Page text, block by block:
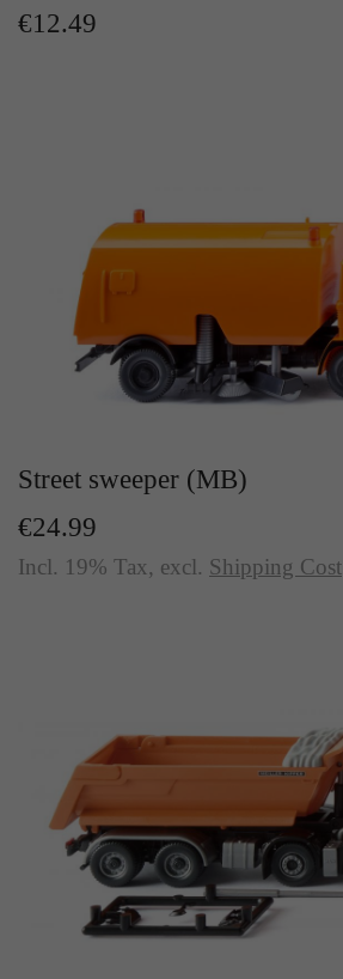
€12.49
Street sweeper (MB)
€24.99
Incl. 19% Tax, excl. Shipping Cost